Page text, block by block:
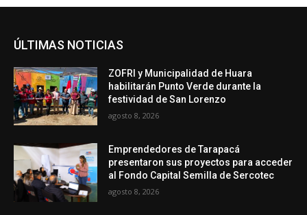
ÚLTIMAS NOTICIAS
ZOFRI y Municipalidad de Huara
habilitarán Punto Verde durante la
festividad de San Lorenzo
agosto 8, 2026
Emprendedores de Tarapacá
presentaron sus proyectos para acceder
al Fondo Capital Semilla de Sercotec
agosto 8, 2026